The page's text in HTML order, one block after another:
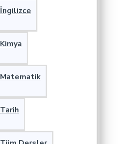
İngilizce
Kimya
Matematik
Tarih